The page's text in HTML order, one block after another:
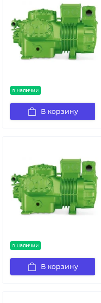
в наличии
В корзину
в наличии
В корзину